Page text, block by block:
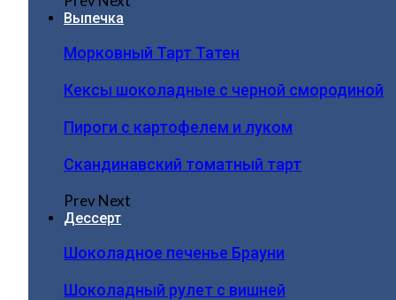
Выпечка
Морковный Тарт Татен
Кексы шоколадные с черной смородиной
Пироги c картофелем и луком
Скандинавский томатный тарт
PrevNext
Дессерт
Шоколадное печенье Брауни
Шоколадный рулет с вишней